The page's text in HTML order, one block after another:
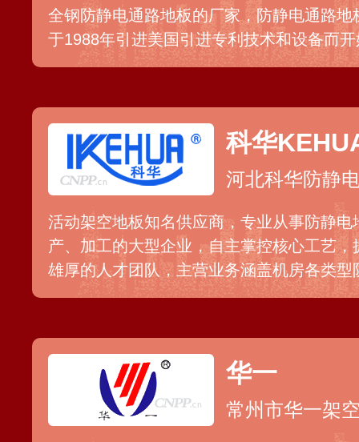
全钢防静电通路地板的厂家，防静电通路
于1988年引进美国引进专利技术和设备而
产，其生产的防静电通路地板是国内较早
科华
河北科华防静
活动架空地板知名供应商，专业从事防静
产、加工的大型企业，自主掌控核心工艺
雄厚的人才团队，主营业务涵盖机房各类
活动地板等，具体产品包括防静电地板/网
华一
常州市华一架